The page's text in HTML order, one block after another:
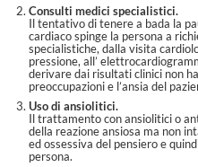
Consulti medici specialistici.
Il tentativo di tenere a bada la
cardiaco spinge la persona a
specialistiche, dalla visita
pressione, all’
derivare dai risultati clinici non
preoccupazioni e l’ansia del
Uso di ansiolitici.
Il trattamento con ansiolitici o
della reazione ansiosa ma non
ed ossessiva del pensiero e
persona.